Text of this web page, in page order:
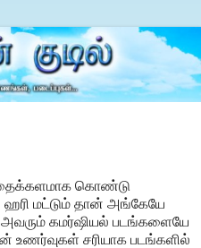
கொண்டு
ஹரி மட்டும் தான் அங்கேயே
அவரும் கமர்ஷியல் படங்களையே
உணர்வுகள் சரியாக படங்களில்